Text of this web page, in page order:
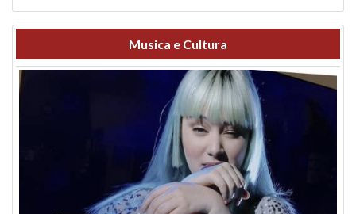
Musica e Cultura